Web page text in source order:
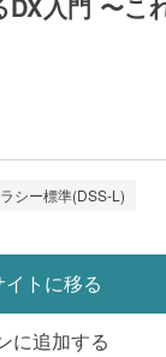
シー標準(DSS-L)
トに移る
に追加する